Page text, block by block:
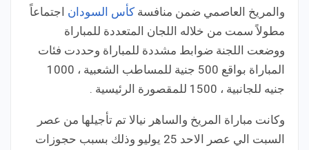
والمريخ العاصمي ضمن منافسة كأس السودان اجتماعاً
مطولاً سمت من خلاله اللجان المتعددة للمباراة
ووضعت اللجنة ضوابط مشددة للمباراة وحددت فئات
المباراة بواقع 500 جنية للمساطب الشعبية ، 1000
جنيه للجانبية ، 1500 للمقصورة الرئيسية .
وكانت مباراة المريخ والساهر نيالا تم تأجيلها من عصر
السبت الي عصر الاحد 25 يوليو وذلك بسبب حجوزات